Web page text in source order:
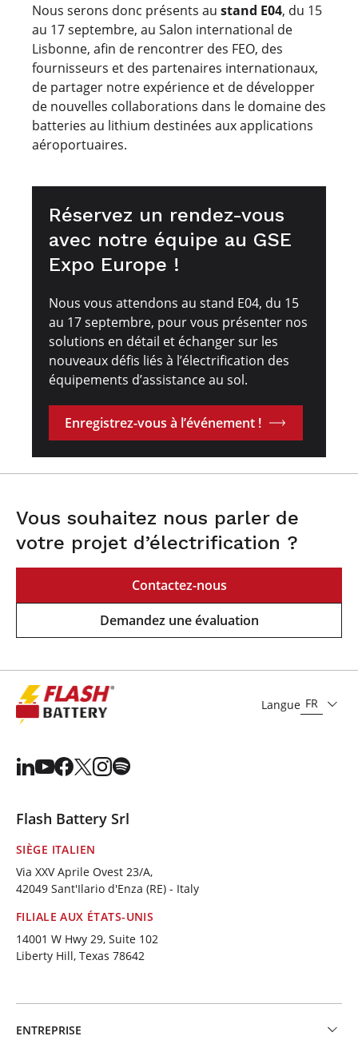
Nous serons donc présents au stand E04, du 15
au 17 septembre, au Salon international de
Lisbonne, afin de rencontrer des FEO, des
fournisseurs et des partenaires internationaux,
de partager notre expérience et de développer
de nouvelles collaborations dans le domaine des
batteries au lithium destinées aux applications
aéroportuaires.
Réservez un rendez-vous
avec notre équipe au GSE
Expo Europe !
Nous vous attendons au stand E04, du 15
au 17 septembre, pour vous présenter nos
solutions en détail et échanger sur les
nouveaux défis liés à l’électrification des
équipements d’assistance au sol.
Enregistrez-vous à l’événement !
Vous souhaitez nous parler de
votre projet d’électrification ?
Contactez-nous
Demandez une évaluation
Langue FR
Flash Battery Srl
SIÈGE ITALIEN
Via XXV Aprile Ovest 23/A,
42049 Sant'Ilario d'Enza (RE) - Italy
FILIALE AUX ÉTATS-UNIS
14001 W Hwy 29, Suite 102
Liberty Hill, Texas 78642
ENTREPRISE